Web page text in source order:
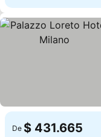
De $ 431.665